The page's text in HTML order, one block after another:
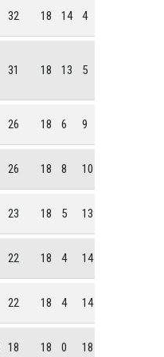
32 18 14 4
31 18 13 5
26 18 6 9
26 18 8 10
23 18 5 13
22 18 4 14
22 18 4 14
18 18 0 18